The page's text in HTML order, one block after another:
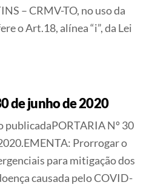
– CRMV-TO, no uso da
o Art.18, alínea “i”, da Lei
de junho de 2020
publicadaPORTARIA Nº 30
Prorrogar o
para mitigação dos
causada pelo COVID-